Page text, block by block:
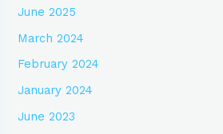
June 2025
March 2024
February 2024
January 2024
June 2023